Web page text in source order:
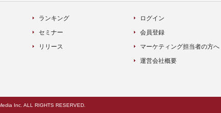
ランキング
セミナー
リリース
ログイン
会員登録
マーケティング担当者の方へ
運営会社概要
Inc. ALL RIGHTS RESERVED.